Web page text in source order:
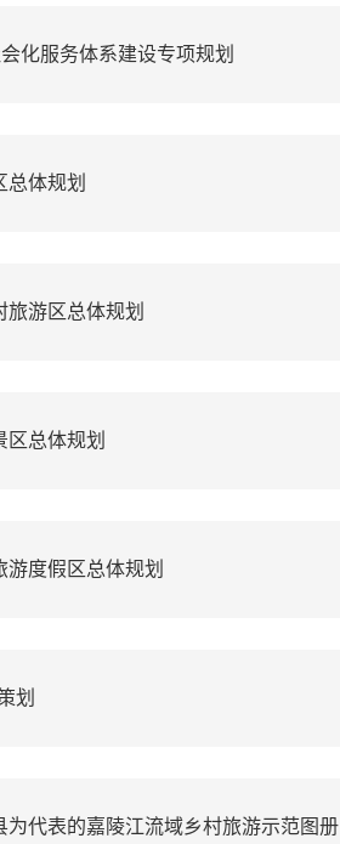
化服务体系建设专项规划
总体规划
游区总体规划
区总体规划
游度假区总体规划
划
为代表的嘉陵江流域乡村旅游示范图册